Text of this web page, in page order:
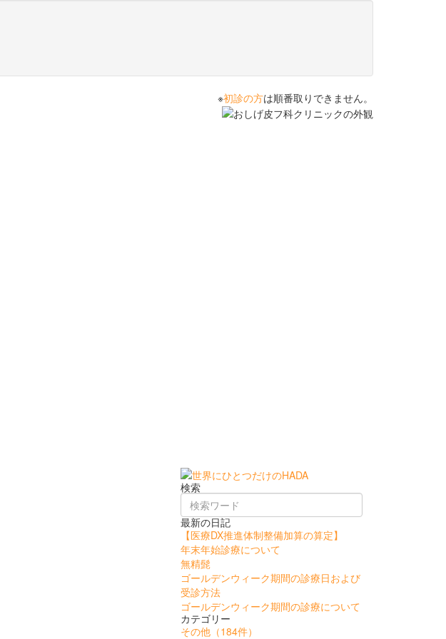
※初診の方は順番取りできません。
検索
最新の日記
【医療DX推進体制整備加算の算定】
年末年始診療について
無精髭
ゴールデンウィーク期間の診療日および
受診方法
ゴールデンウィーク期間の診療について
カテゴリー
その他 （184件）